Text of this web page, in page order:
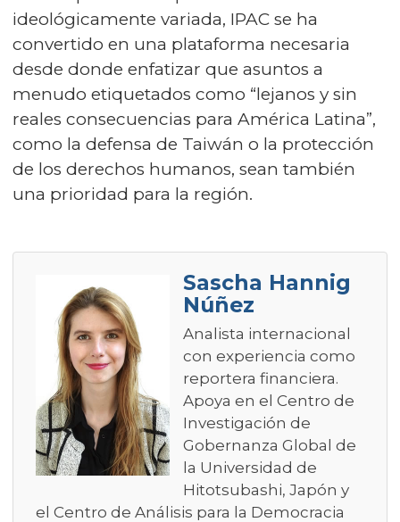
ideológicamente variada, IPAC se ha
convertido en una plataforma necesaria
desde donde enfatizar que asuntos a
menudo etiquetados como “lejanos y sin
reales consecuencias para América Latina”,
como la defensa de Taiwán o la protección
de los derechos humanos, sean también
una prioridad para la región.
Sascha Hannig
Núñez
Analista internacional
con experiencia como
reportera financiera.
Apoya en el Centro de
Investigación de
Gobernanza Global de
la Universidad de
Hitotsubashi, Japón y
el Centro de Análisis para la Democracia